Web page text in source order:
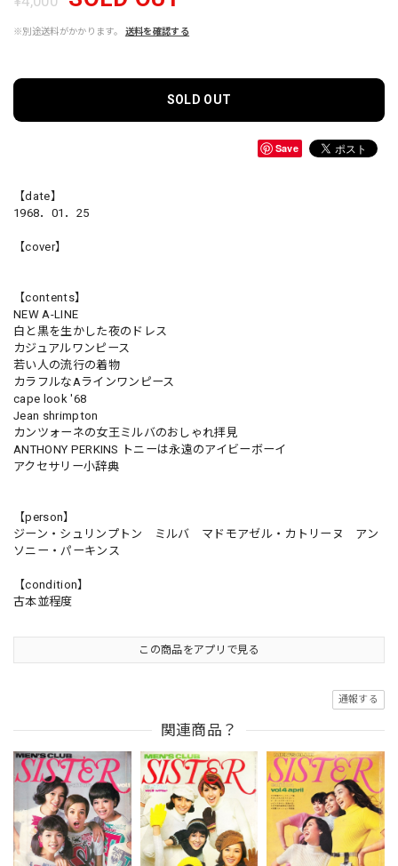
※別途送料がかかります。 送料を確認する
SOLD OUT
Save
【date】
1968．01．25
【cover】
【contents】
NEW A-LINE
白と黒を生かした夜のドレス
カジュアルワンピース
若い人の流行の着物
カラフルなAラインワンピース
cape look '68
Jean shrimpton
カンツォーネの女王ミルバのおしゃれ拝見
ANTHONY PERKINS トニーは永遠のアイビーボーイ
アクセサリー小辞典
【person】
ジーン・シュリンプトン ミルバ マドモアゼル・カトリーヌ アン
ソニー・パーキンス
【condition】
古本並程度
この商品をアプリで見る
通報する
関連商品？